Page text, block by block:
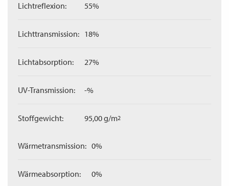
Lichtreflexion: 55%
Lichttransmission: 18%
Lichtabsorption: 27%
UV-Transmission: -%
Stoffgewicht: 95,00 g/m2
Wärmetransmission: 0%
Wärmeabsorption: 0%